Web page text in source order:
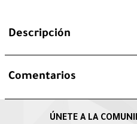
Descripción
Comentarios